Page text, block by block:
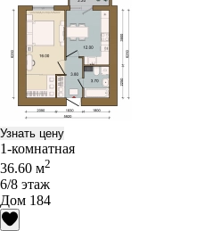
Узнать цену
1-комнатная
36.60 м2
6/8 этаж
Дом 184